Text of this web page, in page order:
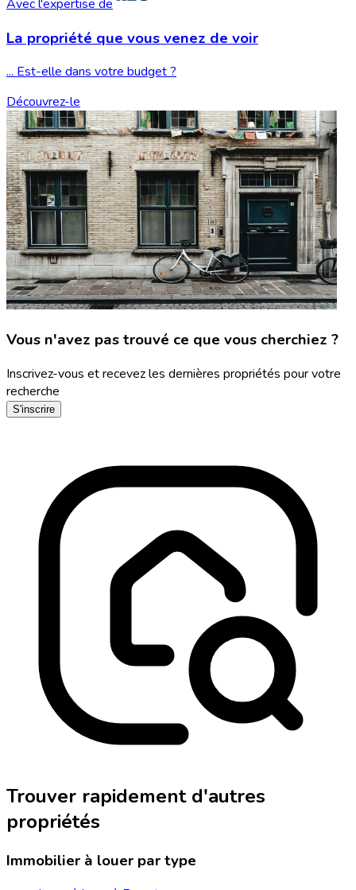
Avec l'expertise de
La propriété que vousvenez de voir
... Est-elle dans votre budget ?
Découvrez-le
Vous n'avez pas trouvé ce que vous cherchiez ?
Inscrivez-vous et recevez les dernières propriétés pour votre
recherche
S'inscrire
Trouver rapidement d'autres
propriétés
Immobilier à louer par type